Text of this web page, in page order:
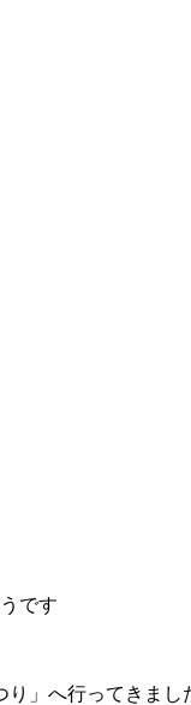
です
」へ行ってきまし